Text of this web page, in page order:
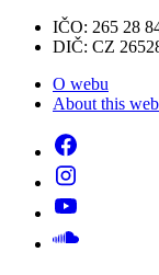
IČO: 265 28
DIČ: CZ
O webu
About this